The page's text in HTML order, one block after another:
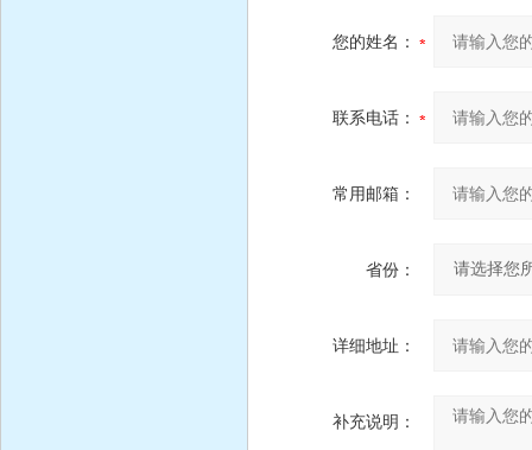
您的姓名：
联系电话：
常用邮箱：
省份：
详细地址：
补充说明：